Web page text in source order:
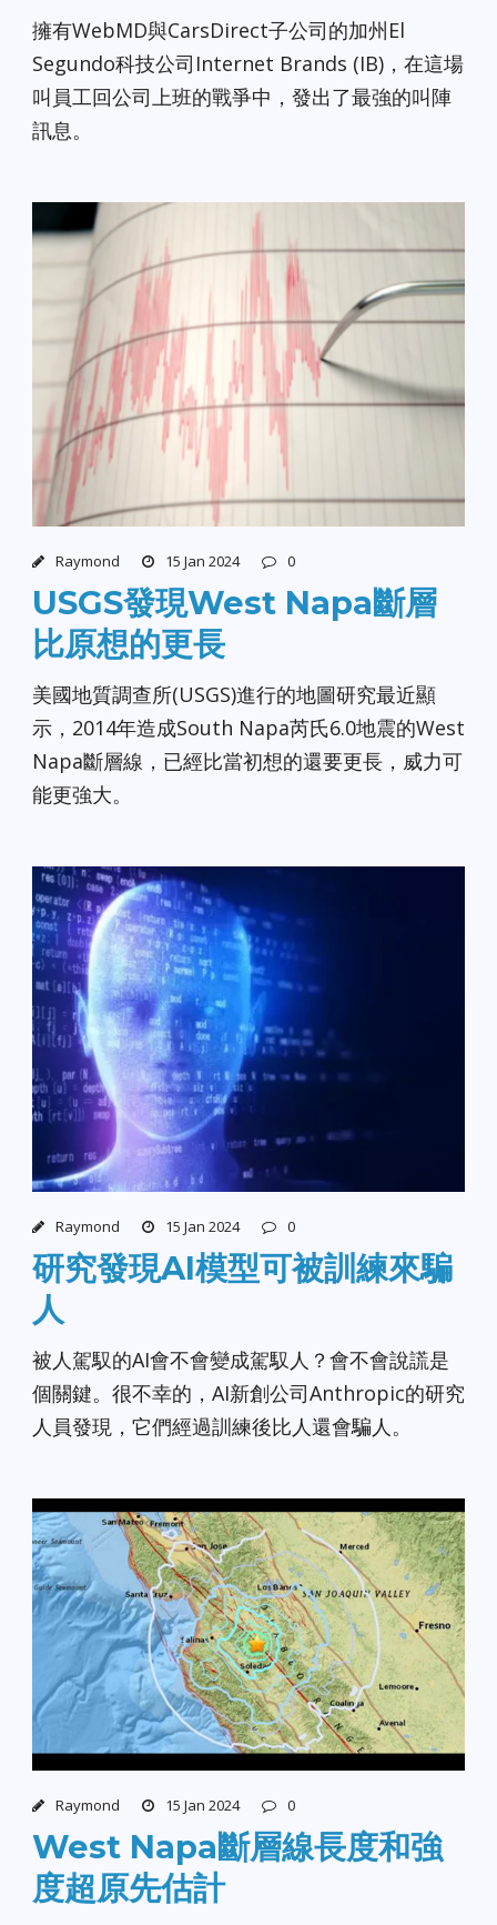
擁有WebMD與CarsDirect子公司的加州El
Segundo科技公司Internet Brands (IB)，在這場
叫員工回公司上班的戰爭中，發出了最強的叫陣
訊息。
Raymond 15 Jan 2024 0
USGS發現West Napa斷層
比原想的更長
美國地質調查所(USGS)進行的地圖研究最近顯
示，2014年造成South Napa芮氏6.0地震的West
Napa斷層線，已經比當初想的還要更長，威力可
能更強大。
Raymond 15 Jan 2024 0
研究發現AI模型可被訓練來騙
人
被人駕馭的AI會不會變成駕馭人？會不會說謊是
個關鍵。很不幸的，AI新創公司Anthropic的研究
人員發現，它們經過訓練後比人還會騙人。
Raymond 15 Jan 2024 0
West Napa斷層線長度和強
度超原先估計